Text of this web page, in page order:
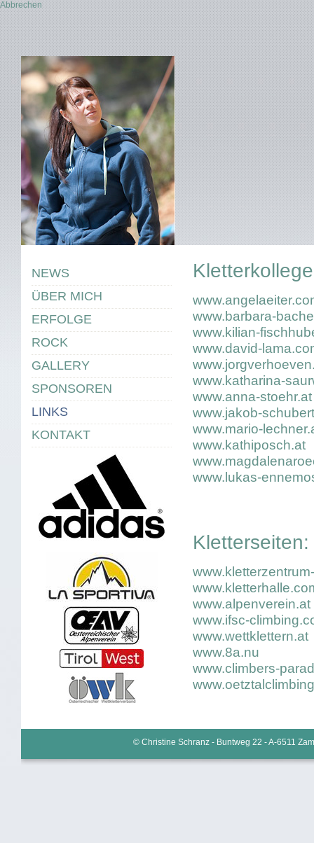
NEWS
ÜBER MICH
ERFOLGE
ROCK
GALLERY
SPONSOREN
LINKS
KONTAKT
www.barbara-
www.kilian-
www.david-
www.katharina-
www.anna-stoehr.at
www.jakob-
www.mario-
www.kathiposch.at
www.lukas-
Kletterseiten:
www.alpenverein.at
www.ifsc-
www.wettklettern.at
www.8a.nu
www.climbers-
© Christine Schranz - Buntweg 22 - A-6511
Abbrechen